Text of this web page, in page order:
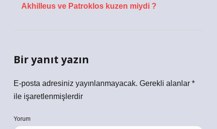
Akhilleus ve Patroklos kuzen miydi ?
Bir yanıt yazın
E-posta adresiniz yayınlanmayacak. Gerekli alanlar *
ile işaretlenmişlerdir
Yorum